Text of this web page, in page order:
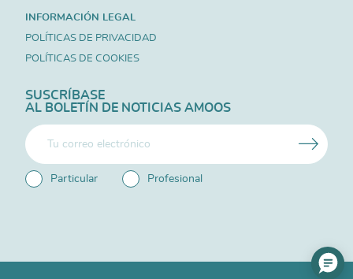
INFORMACIÓN LEGAL
POLÍTICAS DE PRIVACIDAD
POLÍTICAS DE COOKIES
SUSCRÍBASE
AL BOLETÍN DE NOTICIAS AMOOS
Particular Profesional